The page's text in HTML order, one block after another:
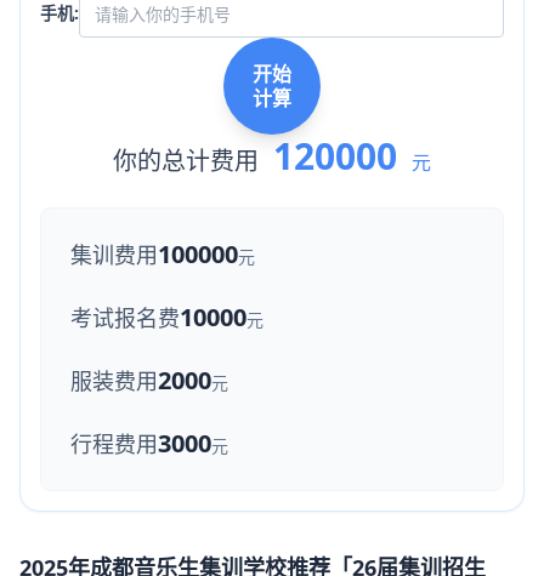
手机:
开始
计算
你的总计费用 120000 元
集训费用100000元
考试报名费10000元
服装费用2000元
行程费用3000元
2025年成都音乐生集训学校推荐「26届集训招生